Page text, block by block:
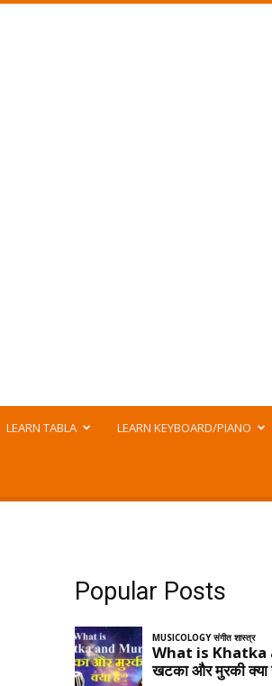
LEARN TABLA LEARN KEYBOARD/PIANO
Popular Posts